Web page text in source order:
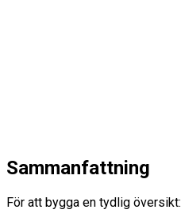
Sammanfattning
För att bygga en tydlig översikt: